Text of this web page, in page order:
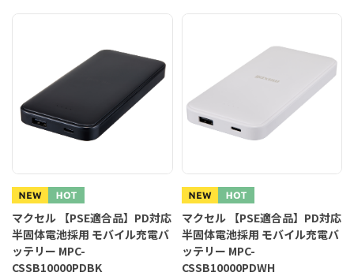
マクセル 【PSE適合品】PD対応
半固体電池採用 モバイル充電バ
ッテリー MPC-
CSSB10000PDBK
マクセル 【PSE適合品】PD対応
半固体電池採用 モバイル充電バ
ッテリー MPC-
CSSB10000PDWH